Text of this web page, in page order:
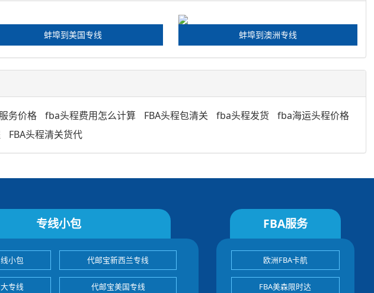
蚌埠到美国专线 蚌埠到澳洲专线
务价格 fba头程费用怎么计算 FBA头程包清关 fba头程发货
fba海运头程价格
FBA头程清关货代
专线小包
小包 代邮宝新西兰专线
专线 代邮宝美国专线
FBA服务
欧洲FBA卡航
FBA美森限时达